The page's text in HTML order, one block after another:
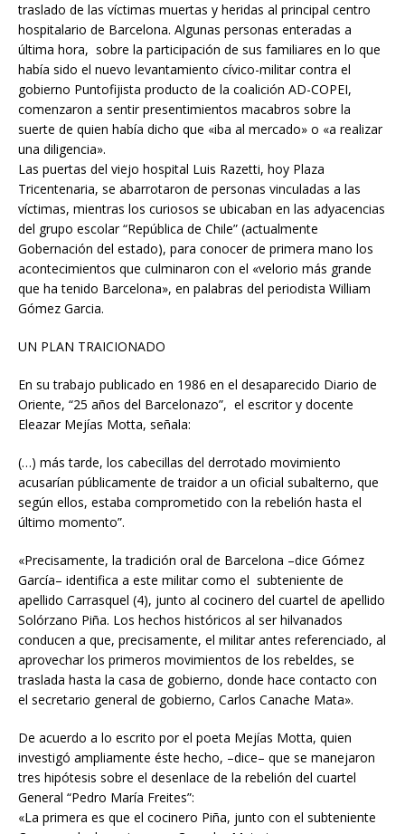
traslado de las víctimas muertas y heridas al principal centro
hospitalario de Barcelona. Algunas personas enteradas a
última hora, sobre la participación de sus familiares en lo que
había sido el nuevo levantamiento cívico-militar contra el
gobierno Puntofijista producto de la coalición AD-COPEI,
comenzaron a sentir presentimientos macabros sobre la
suerte de quien había dicho que «iba al mercado» o «a realizar
una diligencia».
Las puertas del viejo hospital Luis Razetti, hoy Plaza
Tricentenaria, se abarrotaron de personas vinculadas a las
víctimas, mientras los curiosos se ubicaban en las adyacencias
del grupo escolar “República de Chile” (actualmente
Gobernación del estado), para conocer de primera mano los
acontecimientos que culminaron con el «velorio más grande
que ha tenido Barcelona», en palabras del periodista William
Gómez Garcia.
UN PLAN TRAICIONADO
En su trabajo publicado en 1986 en el desaparecido Diario de
Oriente, “25 años del Barcelonazo”, el escritor y docente
Eleazar Mejías Motta, señala:
(…) más tarde, los cabecillas del derrotado movimiento
acusarían públicamente de traidor a un oficial subalterno, que
según ellos, estaba comprometido con la rebelión hasta el
último momento”.
«Precisamente, la tradición oral de Barcelona –dice Gómez
García– identifica a este militar como el subteniente de
apellido Carrasquel (4), junto al cocinero del cuartel de apellido
Solórzano Piña. Los hechos históricos al ser hilvanados
conducen a que, precisamente, el militar antes referenciado, al
aprovechar los primeros movimientos de los rebeldes, se
traslada hasta la casa de gobierno, donde hace contacto con
el secretario general de gobierno, Carlos Canache Mata».
De acuerdo a lo escrito por el poeta Mejías Motta, quien
investigó ampliamente éste hecho, –dice– que se manejaron
tres hipótesis sobre el desenlace de la rebelión del cuartel
General “Pedro María Freites”:
«La primera es que el cocinero Piña, junto con el subteniente